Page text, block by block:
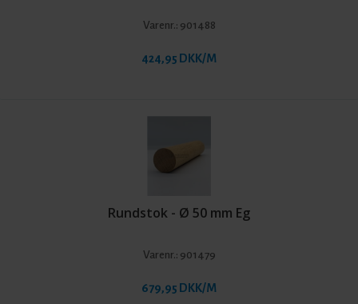
Varenr.: 901488
424,95 DKK/M
Rundstok - Ø 50 mm Eg
Varenr.: 901479
679,95 DKK/M